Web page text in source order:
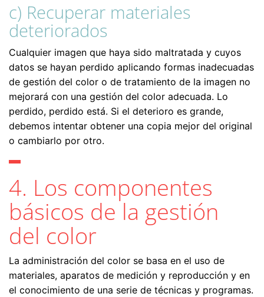
c) Recuperar materiales
deteriorados
Cualquier imagen que haya sido maltratada y cuyos
datos se hayan perdido aplicando formas inadecuadas
de gestión del color o de tratamiento de la imagen no
mejorará con una gestión del color adecuada. Lo
perdido, perdido está. Si el deterioro es grande,
debemos intentar obtener una copia mejor del original
o cambiarlo por otro.
4. Los componentes
básicos de la gestión
del color
La administración del color se basa en el uso de
materiales, aparatos de medición y reproducción y en
el conocimiento de una serie de técnicas y programas.